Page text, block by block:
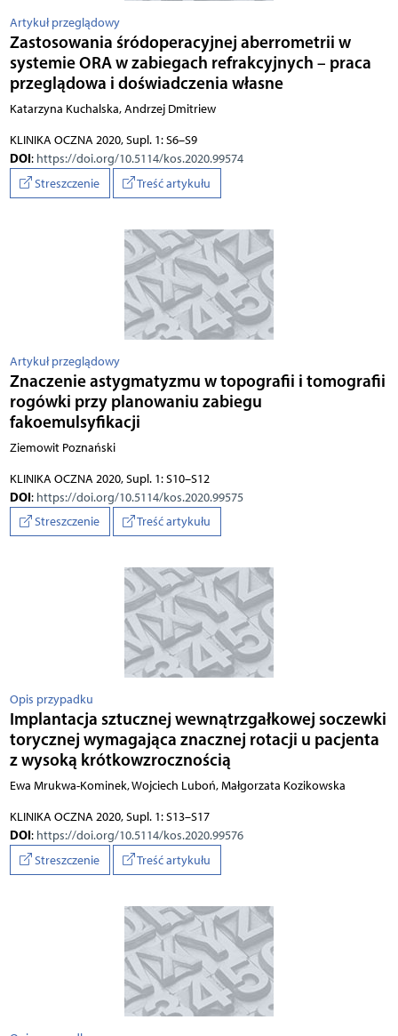
Artykuł przeglądowy
Zastosowania śródoperacyjnej aberrometrii w
systemie ORA w zabiegach refrakcyjnych – praca
przeglądowa i doświadczenia własne
Katarzyna Kuchalska, Andrzej Dmitriew
KLINIKA OCZNA 2020, Supl. 1: S6–S9
DOI: https://doi.org/10.5114/kos.2020.99574
Streszczenie
Treść artykułu
Artykuł przeglądowy
Znaczenie astygmatyzmu w topografii i tomografii
rogówki przy planowaniu zabiegu
fakoemulsyfikacji
Ziemowit Poznański
KLINIKA OCZNA 2020, Supl. 1: S10–S12
DOI: https://doi.org/10.5114/kos.2020.99575
Streszczenie
Treść artykułu
Opis przypadku
Implantacja sztucznej wewnątrzgałkowej soczewki
torycznej wymagająca znacznej rotacji u pacjenta
z wysoką krótkowzrocznością
Ewa Mrukwa-Kominek, Wojciech Luboń, Małgorzata Kozikowska
KLINIKA OCZNA 2020, Supl. 1: S13–S17
DOI: https://doi.org/10.5114/kos.2020.99576
Streszczenie
Treść artykułu